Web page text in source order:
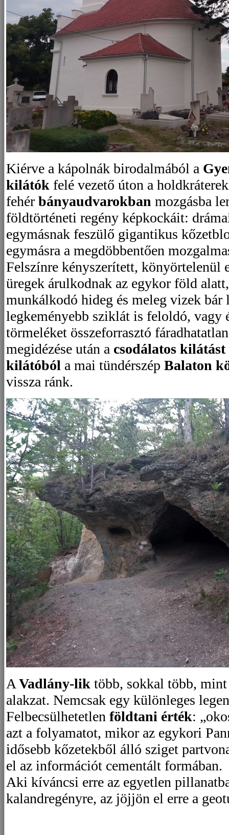
Kiérve a kápolnák birodalmából a
kilátók felé vezető úton a
fehér bányaudvarokban mozgásba
földtörténeti regény képkockáit:
egymásnak feszülő gigantikus
egymásra a megdöbbentően
Felszínre kényszerített, könyörtelenül
üregek árulkodnak az egykor föld
munkálkodó hideg és meleg vizek bár
legkeményebb sziklát is feloldó, vagy
törmeléket összeforrasztó
megidézése után a csodálatos
kilátóból a mai tündérszép Balaton
vissza ránk.
AVadlány-lik több, sokkal több,
alakzat. Nemcsak egy különleges
Felbecsülhetetlen földtani érték:
azt a folyamatot, mikor az egykori
idősebb kőzetekből álló sziget
el az információt cementált formában.
Aki kíváncsi erre az egyetlen
kalandregényre, az jöjjön el erre a